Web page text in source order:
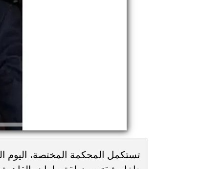
تستكمل المحكمة المختصة،